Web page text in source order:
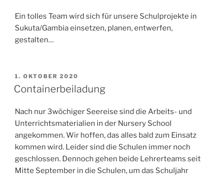
Ein tolles Team wird sich für unsere Schulprojekte in
Sukuta/Gambia einsetzen, planen, entwerfen,
gestalten…
VERÖFFENTLICHT
AM
1. OKTOBER 2020
Containerbeiladung
Nach nur 3wöchiger Seereise sind die Arbeits- und
Unterrichtsmaterialien in der Nursery School
angekommen. Wir hoffen, das alles bald zum Einsatz
kommen wird. Leider sind die Schulen immer noch
geschlossen. Dennoch gehen beide Lehrerteams seit
Mitte September in die Schulen, um das Schuljahr